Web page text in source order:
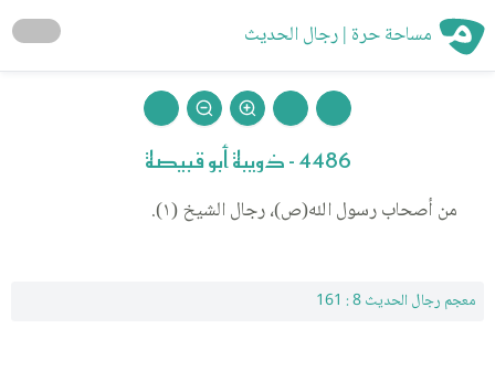
مساحة حرة | رجال الحديث
4486 - ذويبة أبو قبيصة
من أصحاب رسول الله(ص)، رجال الشيخ (١).
معجم رجال الحديث 8 : 161